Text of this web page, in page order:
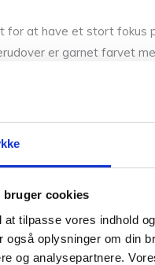
bruger cookies
at tilpasse vores indhold
også oplysninger om din
og analysepartnere.
for at have et stort
er garnet farvet
til en lang række lette
i deres valg af
Med to tråde er det 17 m